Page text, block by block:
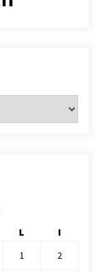
L
I
1
2